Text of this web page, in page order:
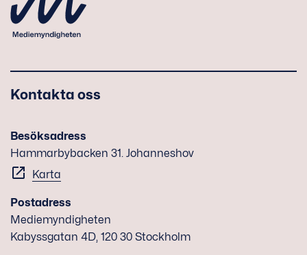
Kontakta oss
Besöksadress
Hammarbybacken 31. Johanneshov
Karta
Postadress
Mediemyndigheten
Kabyssgatan 4D, 120 30 Stockholm